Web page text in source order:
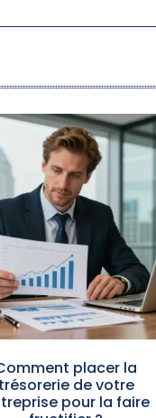
placer la
trésorerie de votre
pour la faire